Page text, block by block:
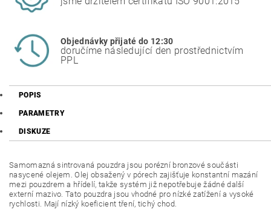
Objednávky přijaté do 12:30
doručíme následující den prostřednictvím
PPL
POPIS
PARAMETRY
DISKUZE
Samomazná sintrovaná pouzdra jsou porézní bronzové součásti
nasycené olejem. Olej obsažený v pórech zajišťuje konstantní mazání
mezi pouzdrem a hřídelí, takže systém již nepotřebuje žádné další
externí mazivo. Tato pouzdra jsou vhodné pro nízké zatížení a vysoké
rychlosti. Mají nízký koeficient tření, tichý chod.